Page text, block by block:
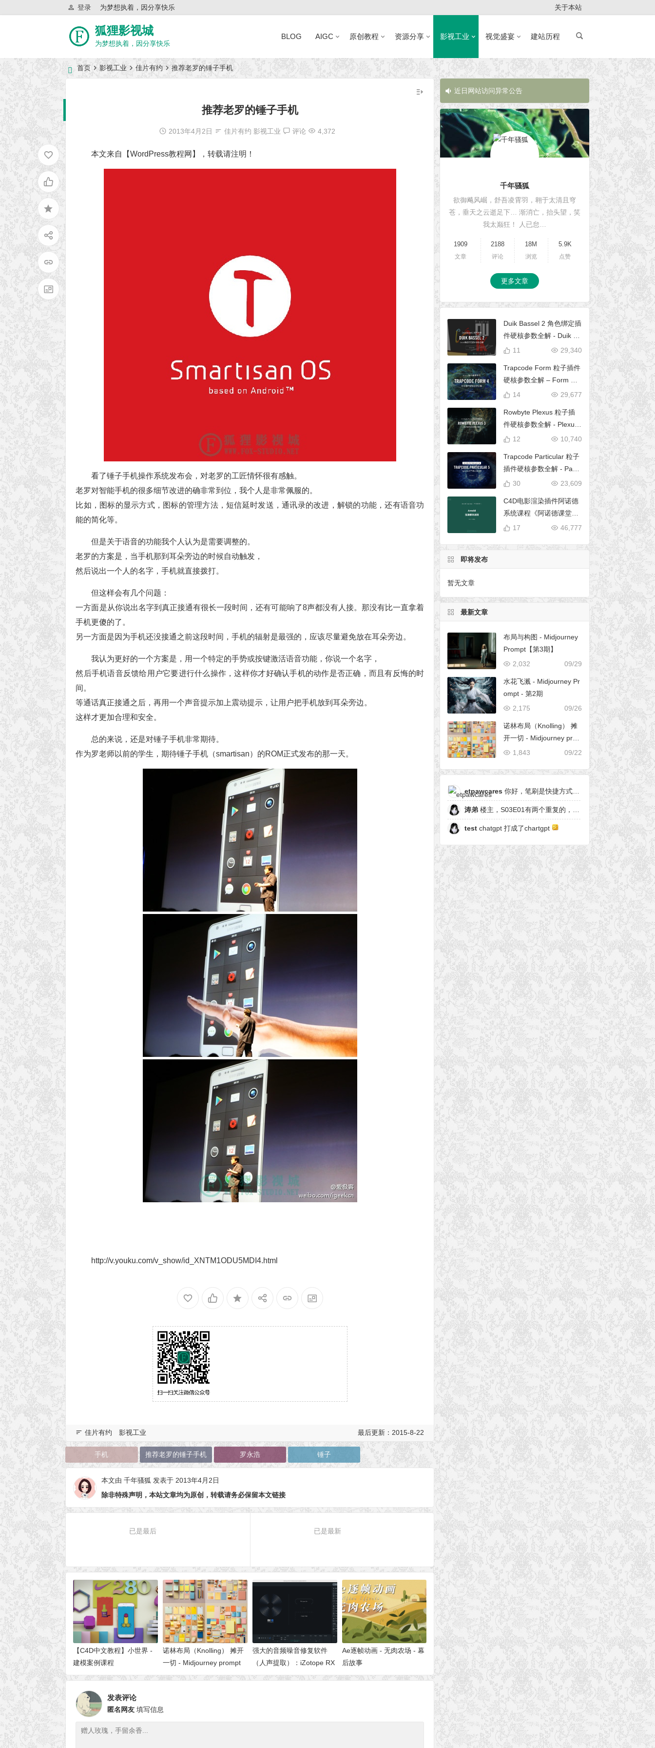
为梦想执着，因分享快乐
登录 关于本站
狐狸影视城
为梦想执着，因分享快乐
BLOG AIGC 原创教程 资源分享 影视工业 视觉盛宴 建站历程
首页 影视工业 佳片有约 推荐老罗的锤子手机
推荐老罗的锤子手机
2013年4月2日 佳片有约 影视工业 评论 4,372
本文来自【WordPress教程网】，转载请注明！
看了锤子手机操作系统发布会，对老罗的工匠情怀很有感触。
老罗对智能手机的很多细节改进的确非常到位，我个人是非常佩服的。
比如，图标的显示方式，图标的管理方法，短信延时发送，通讯录的改进，解锁的功能，还有语音功
能的简化等。
但是关于语音的功能我个人认为是需要调整的。
老罗的方案是，当手机那到耳朵旁边的时候自动触发，
然后说出一个人的名字，手机就直接拨打。
但这样会有几个问题：
一方面是从你说出名字到真正接通有很长一段时间，还有可能响了8声都没有人接。那没有比一直拿着
手机更傻的了。
另一方面是因为手机还没接通之前这段时间，手机的辐射是最强的，应该尽量避免放在耳朵旁边。
我认为更好的一个方案是，用一个特定的手势或按键激活语音功能，你说一个名字，
然后手机语音反馈给用户它要进行什么操作，这样你才好确认手机的动作是否正确，而且有反悔的时
间。
等通话真正接通之后，再用一个声音提示加上震动提示，让用户把手机放到耳朵旁边。
这样才更加合理和安全。
总的来说，还是对锤子手机非常期待。
作为罗老师以前的学生，期待锤子手机（smartisan）的ROM正式发布的那一天。
http://v.youku.com/v_show/id_XNTM1ODU5MDI4.html
佳片有约 影视工业 最后更新：2015-8-22
手机 推荐老罗的锤子手机 罗永浩 锤子
本文由千年骚狐 发表于 2013年4月2日
除非特殊声明，本站文章均为原创，转载请务必保留本文链接
已是最后 已是最新
【C4D中文教程】小世界 -
建模案例课程
诺林布局（Knolling） 摊开
一切 - Midjourney prompt
强大的音频噪音修复软件
（人声提取）：iZotope RX
10 for Mac/Win
Ae逐帧动画 - 无肉农场 - 幕
后故事
发表评论
匿名网友 填写信息
近日网站访问异常公告 近日网站访问
千年骚狐
欲御飚风崛，舒吾凌霄羽，翱于太清且穹
苍，垂天之云逝足下… 渐消亡，抬头望，笑
我太巅狂！ 人已怠…
1909
文章
2188
评论
18M
浏览
5.9K
点赞
更多文章
Duik Bassel 2 角色绑定插
件硬核参数全解 - Duik 16
完全使用手册
29,340
11
Trapcode Form 粒子插件
硬核参数全解 – Form 完
全使用手册
29,677
14
Rowbyte Plexus 粒子插
件硬核参数全解 - Plexus
完全使用手册
10,740
12
Trapcode Particular 粒子
插件硬核参数全解 - Parti
cular 5 完全使用手册23,609
30
C4D电影渲染插件阿诺德
系统课程《阿诺德课堂之
玉清境》
46,777
17
即将发布
暂无文章
最新文章
布局与构图 - Midjourney
Prompt【第3期】
09/29
2,032
水花飞溅 - Midjourney Pr
ompt - 第2期
09/26
2,175
诺林布局（Knolling） 摊
开一切 - Midjourney pro
mpt
09/22
1,843
etpawcares 你好，笔刷是快捷方式，有原笔刷么
涛弟 楼主，S03E01有两个重复的，另一个是粒子形态
test chatgpt 打成了chartgpt